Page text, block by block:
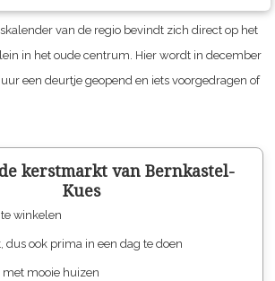
van de regio bevindt zich direct op het
in het oude centrum. Hier wordt in december
een deurtje geopend en iets voorgedragen of
kerstmarkt van Bernkastel-
Kues
winkelen
dus ook prima in een dag te doen
met mooie huizen